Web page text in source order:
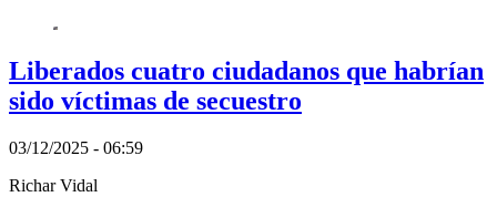
Liberados cuatro ciudadanos que habrían
sido víctimas de secuestro
03/12/2025 - 06:59
Richar Vidal